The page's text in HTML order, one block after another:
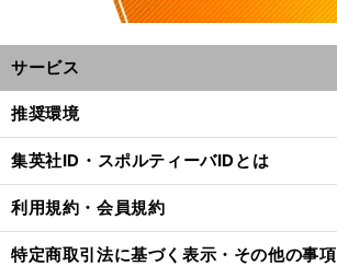
サービス
推奨環境
集英社ID・スポルティーバIDとは
利用規約・会員規約
特定商取引法に基づく表示・その他の事項